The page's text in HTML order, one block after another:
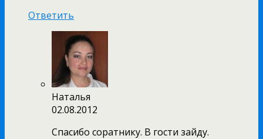
Ответить
Наталья
02.08.2012
Спасибо соратнику. В гости зайду.